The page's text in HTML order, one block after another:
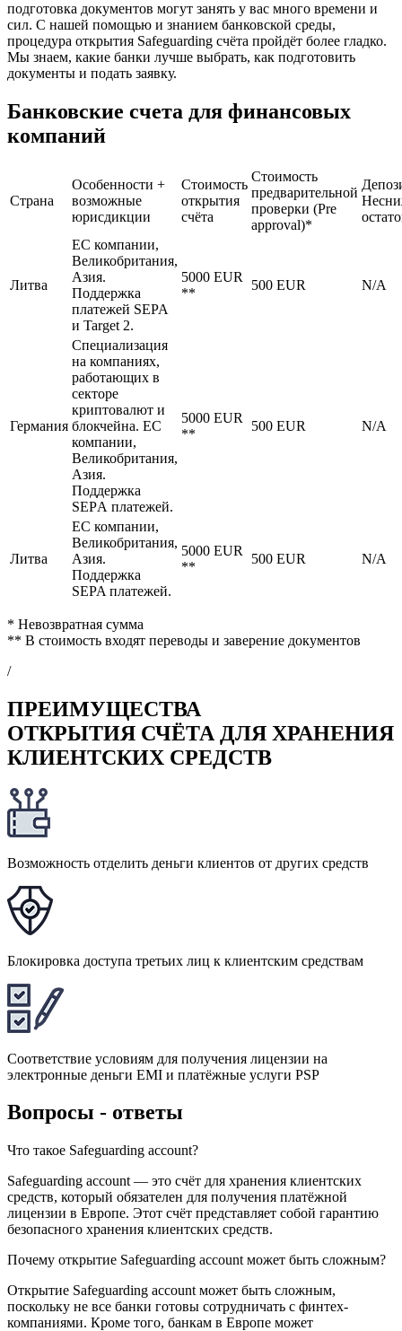
подготовка документов могут занять у вас много времени и
сил. С нашей помощью и знанием банковской среды,
процедура открытия Safeguarding счёта пройдёт более гладко.
Мы знаем, какие банки лучше выбрать, как подготовить
документы и подать заявку.
Банковские счета для финансовых
компаний
Страна
Особенности +
возможные
юрисдикции
Стоимость
открытия
счёта
Стоимость
предварительной
проверки (Pre
approval)*
Литва
ЕС компании,
Великобритания,
Азия.
Поддержка
платежей SEPA
и Target 2.
5000 EUR
**
500 EUR N/A
Германия
Специализация
на компаниях,
работающих в
секторе
криптовалют и
блокчейна. ЕС
компании,
Великобритания,
Азия.
Поддержка
SEPА платежей.
5000 EUR
**
500 EUR N/A
Литва
ЕС компании,
Великобритания,
Азия.
Поддержка
SEPA платежей.
5000 EUR
**
500 EUR N/A
* Невозвратная сумма
** В стоимость входят переводы и заверение документов
/
ПРЕИМУЩЕСТВА
ОТКРЫТИЯ СЧЁТА ДЛЯ ХРАНЕНИЯ
КЛИЕНТСКИХ СРЕДСТВ
Возможность отделить деньги клиентов от других средств
Блокировка доступа третьих лиц к клиентским средствам
Соответствие условиям для получения лицензии на
электронные деньги EMI и платёжные услуги PSP
Вопросы - ответы
Что такое Safeguarding account?
Safeguarding account — это счёт для хранения клиентских
средств, который обязателен для получения платёжной
лицензии в Европе. Этот счёт представляет собой гарантию
безопасного хранения клиентских средств.
Почему открытие Safeguarding account может быть сложным?
Открытие Safeguarding account может быть сложным,
поскольку не все банки готовы сотрудничать с финтех-
компаниями. Кроме того, банкам в Европе может